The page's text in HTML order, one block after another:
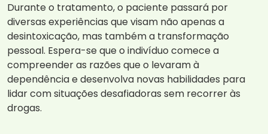
Durante o tratamento, o paciente passará por
diversas experiências que visam não apenas a
desintoxicação, mas também a transformação
pessoal. Espera-se que o indivíduo comece a
compreender as razões que o levaram à
dependência e desenvolva novas habilidades para
lidar com situações desafiadoras sem recorrer às
drogas.